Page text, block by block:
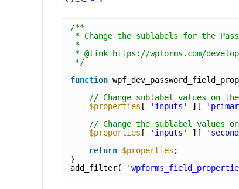
/**
* Change the sublabels for the
*
* @link https://wpforms.com/
*/
function
// Change sublabel values on
$properties [ 'inputs' ][
// Change the sublabel values
$properties [ 'inputs' ][
return $properties ;
}
add_filter(